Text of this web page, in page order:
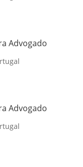
Advogado
Advogado